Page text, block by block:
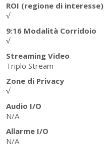
ROI (regione di interesse)
√
9:16 Modalità Corridoio
√
Streaming Video
Triplo Stream
Zone di Privacy
√
Audio I/O
N/A
Allarme I/O
N/A